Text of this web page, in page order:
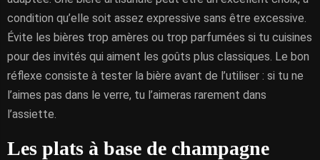
condition qu’elle soit assez expressive sans être excessive.
Évite les bières trop amères ou trop parfumées si tu cuisines
pour des invités qui aiment les goûts plus classiques. Le bon
réflexe consiste à tester la bière avant de l’utiliser : si tu ne
l’aimes pas dans le verre, tu l’aimeras rarement dans
l’assiette.
Les plats à base de champagne